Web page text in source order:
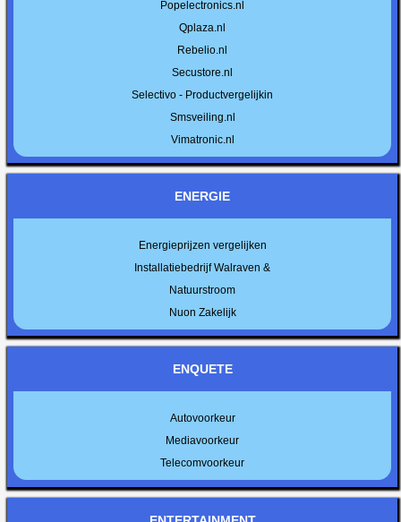
Popelectronics.nl
Qplaza.nl
Rebelio.nl
Secustore.nl
Selectivo - Productvergelijkin
Smsveiling.nl
Vimatronic.nl
ENERGIE
Energieprijzen vergelijken
Installatiebedrijf Walraven &
Natuurstroom
Nuon Zakelijk
ENQUETE
Autovoorkeur
Mediavoorkeur
Telecomvoorkeur